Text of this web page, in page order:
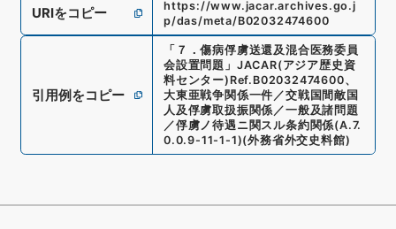
URIをコピー
https://www.jacar.archives.go.j
p/das/meta/B02032474600
引用例をコピー
「 ７．傷病俘虜送還及混合医務委員
会設置問題 」 JACAR(アジア歴史資
料センター) Ref. B02032474600、
大東亜戦争関係一件／交戦国間敵国
人及俘虜取扱振関係／一般及諸問題
／俘虜ノ待遇ニ関スル条約関係(A.7.
0.0.9-11-1-1)(外務省外交史料館)